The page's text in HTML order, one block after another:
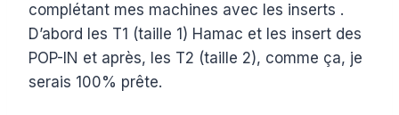
complétant mes machines avec les inserts .
D’abord les T1 (taille 1) Hamac et les insert des
POP-IN et après, les T2 (taille 2), comme ça, je
serais 100% prête.